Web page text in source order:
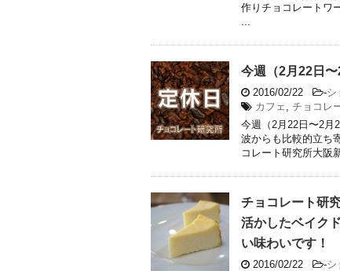
作りチョコレートワ
今週（2月22日
2016/02/22 -シ
カフェ
チョコレ
今週（2月22日〜2月
波からも比較的立ち
コレート研究所大阪
チョコレート研
活かしたベイク
い味わいです！
2016/02/22 -シ